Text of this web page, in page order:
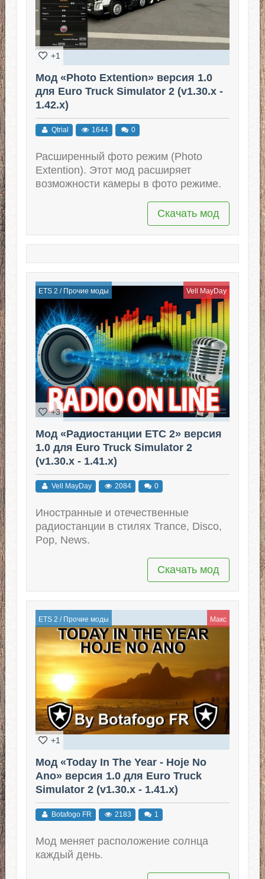
+1
Мод «Photo Extention» версия 1.0
для Euro Truck Simulator 2 (v1.30.x -
1.42.x)
Qtrial 1644 0
Расширенный фото режим (Photo
Extention). Этот мод расширяет
возможности камеры в фото режиме.
Скачать мод
ETS 2 / Прочие моды Vell MayDay
+3
Мод «Радиостанции ЕТС 2» версия
1.0 для Euro Truck Simulator 2
(v1.30.x - 1.41.x)
Vell MayDay 2084 0
Иностранные и отечественные
радиостанции в стилях Trance, Disco,
Pop, News.
Скачать мод
ETS 2 / Прочие моды Макс
+1
Мод «Today In The Year - Hoje No
Ano» версия 1.0 для Euro Truck
Simulator 2 (v1.30.x - 1.41.x)
Botafogo FR 2183 1
Мод меняет расположение солнца
каждый день.